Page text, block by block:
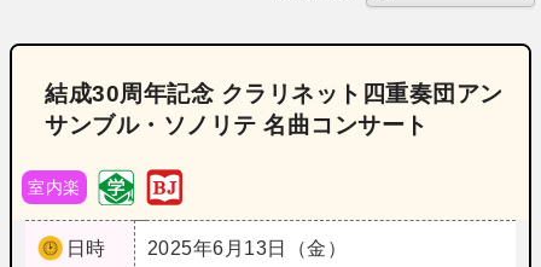
結成30周年記念 クラリネット四重奏団アン
サンブル・ソノリテ 名曲コンサート
室内楽
日時
2025年6月13日（金）